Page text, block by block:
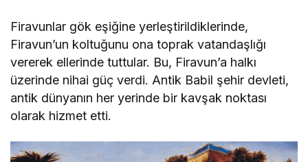
Firavunlar gök eşiğine yerleştirildiklerinde,
Firavun’un koltuğunu ona toprak vatandaşlığı
vererek ellerinde tuttular. Bu, Firavun’a halkı
üzerinde nihai güç verdi. Antik Babil şehir devleti,
antik dünyanın her yerinde bir kavşak noktası
olarak hizmet etti.